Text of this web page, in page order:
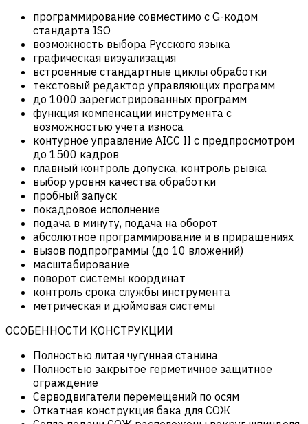
программирование совместимо с G-кодом
стандарта ISO
возможность выбора Русского языка
графическая визуализация
встроенные стандартные циклы обработки
текстовый редактор управляющих программ
до 1000 зарегистрированных программ
функция компенсации инструмента с
возможностью учета износа
контурное управление AICC II с предпросмотром
до 1500 кадров
плавный контроль допуска, контроль рывка
выбор уровня качества обработки
пробный запуск
покадровое исполнение
подача в минуту, подача на оборот
абсолютное программирование и в приращениях
вызов подпрограммы (до 10 вложений)
масштабирование
поворот системы координат
контроль срока службы инструмента
метрическая и дюймовая системы
ОСОБЕННОСТИ КОНСТРУКЦИИ
Полностью литая чугунная станина
Полностью закрытое герметичное защитное
ограждение
Серводвигатели перемещений по осям
Откатная конструкция бака для СОЖ